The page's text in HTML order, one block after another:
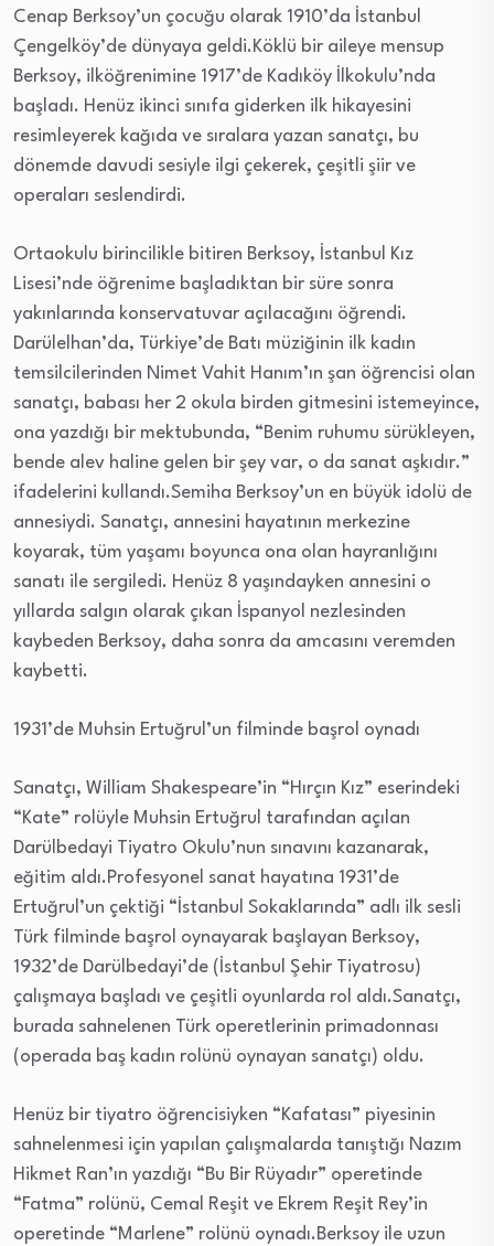
Cenap Berksoy’un çocuğu olarak 1910’da İstanbul
Çengelköy’de dünyaya geldi.Köklü bir aileye mensup
Berksoy, ilköğrenimine 1917’de Kadıköy İlkokulu’nda
başladı. Henüz ikinci sınıfa giderken ilk hikayesini
resimleyerek kağıda ve sıralara yazan sanatçı, bu
dönemde davudi sesiyle ilgi çekerek, çeşitli şiir ve
operaları seslendirdi.
Ortaokulu birincilikle bitiren Berksoy, İstanbul Kız
Lisesi’nde öğrenime başladıktan bir süre sonra
yakınlarında konservatuvar açılacağını öğrendi.
Darülelhan’da, Türkiye’de Batı müziğinin ilk kadın
temsilcilerinden Nimet Vahit Hanım’ın şan öğrencisi olan
sanatçı, babası her 2 okula birden gitmesini istemeyince,
ona yazdığı bir mektubunda, “Benim ruhumu sürükleyen,
bende alev haline gelen bir şey var, o da sanat aşkıdır.”
ifadelerini kullandı.Semiha Berksoy’un en büyük idolü de
annesiydi. Sanatçı, annesini hayatının merkezine
koyarak, tüm yaşamı boyunca ona olan hayranlığını
sanatı ile sergiledi. Henüz 8 yaşındayken annesini o
yıllarda salgın olarak çıkan İspanyol nezlesinden
kaybeden Berksoy, daha sonra da amcasını veremden
kaybetti.
1931’de Muhsin Ertuğrul’un filminde başrol oynadı
Sanatçı, William Shakespeare’in “Hırçın Kız” eserindeki
“Kate” rolüyle Muhsin Ertuğrul tarafından açılan
Darülbedayi Tiyatro Okulu’nun sınavını kazanarak,
eğitim aldı.Profesyonel sanat hayatına 1931’de
Ertuğrul’un çektiği “İstanbul Sokaklarında” adlı ilk sesli
Türk filminde başrol oynayarak başlayan Berksoy,
1932’de Darülbedayi’de (İstanbul Şehir Tiyatrosu)
çalışmaya başladı ve çeşitli oyunlarda rol aldı.Sanatçı,
burada sahnelenen Türk operetlerinin primadonnası
(operada baş kadın rolünü oynayan sanatçı) oldu.
Henüz bir tiyatro öğrencisiyken “Kafatası” piyesinin
sahnelenmesi için yapılan çalışmalarda tanıştığı Nazım
Hikmet Ran’ın yazdığı “Bu Bir Rüyadır” operetinde
“Fatma” rolünü, Cemal Reşit ve Ekrem Reşit Rey’in
operetinde “Marlene” rolünü oynadı.Berksoy ile uzun